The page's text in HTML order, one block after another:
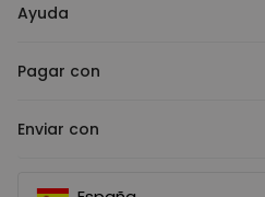
Ayuda
Pagar con
Enviar con